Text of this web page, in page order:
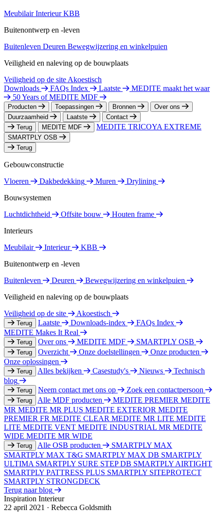
MeubilairInterieurKBB
Buitenontwerp en -leven
Buitenleven Deuren Bewegwijzering en winkelpuien
Veiligheid en naleving op de bouwplaats
Veiligheid op de site Akoestisch
Downloads
FAQs Index Laatste
MEDITE maakt het waar
50 Years of MEDITE MDF
Producten Toepassingen Bronnen
Over ons
Duurzaamheid
Laatste
Contact
Terug
MEDITE MDF MEDITE TRICOYA EXTREME
SMARTPLY OSB
Terug
Gebouwconstructie
Vloeren
Dakbedekking Muren
Drylining
Bouwsystemen
Luchtdichtheid
Offsite bouw
Houten frame
Interieurs
Meubilair
Interieur
KBB
Buitenontwerp en -leven
Buitenleven
Deuren
Bewegwijzering en winkelpuien
Veiligheid en naleving op de bouwplaats
Veiligheid op de site
Akoestisch
Terug Laatste Downloads-index
FAQs Index
MEDITE Makes It Real
Terug Over ons MEDITE MDF SMARTPLY OSB
Terug Overzicht Onze doelstellingen
Onze producten
Onze oplossingen
Terug Alles bekijken Casestudy's Nieuws
Technisch
blog
Terug Neem contact met ons op Zoek een contactpersoon
Terug Alle MDF producten MEDITE PREMIER MEDITE
MR MEDITE MR PLUS MEDITE EXTERIOR MEDITE
PREMIER FR MEDITE CLEAR MEDITE MR LITE MEDITE
LITE MEDITE VENT MEDITE INDUSTRIAL MR MEDITE
WIDE MEDITE MR WIDE
Terug Alle OSB producten
SMARTPLY MAX
SMARTPLY MAX T&G SMARTPLY MAX DB SMARTPLY
ULTIMA SMARTPLY SURE STEP DB SMARTPLY AIRTIGHT
SMARTPLY PATTRESS PLUS SMARTPLY SITEPROTECT
SMARTPLY STRONGDECK
Terug naar blog
Inspiration Interieur
22 april 2021 · Rebecca Goldsmith